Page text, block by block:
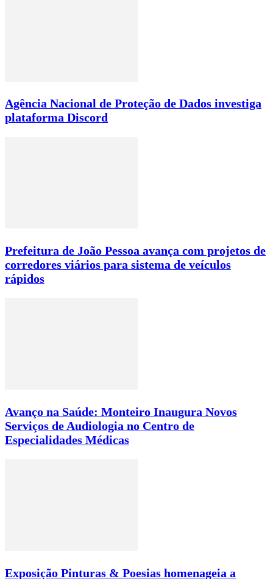
Agência Nacional de Proteção de Dados investiga
plataforma Discord
Prefeitura de João Pessoa avança com projetos de
corredores viários para sistema de veículos
rápidos
Avanço na Saúde: Monteiro Inaugura Novos
Serviços de Audiologia no Centro de
Especialidades Médicas
Exposição Pinturas & Poesias homenageia a